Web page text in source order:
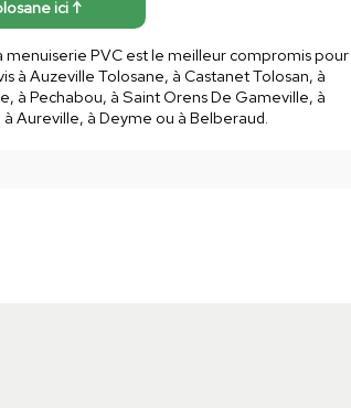
ici ↑
menuiserie PVC est le meilleur compromis pour
à Auzeville Tolosane, à Castanet Tolosan, à
à Pechabou, à Saint Orens De Gameville, à
Aureville, à Deyme ou à Belberaud.